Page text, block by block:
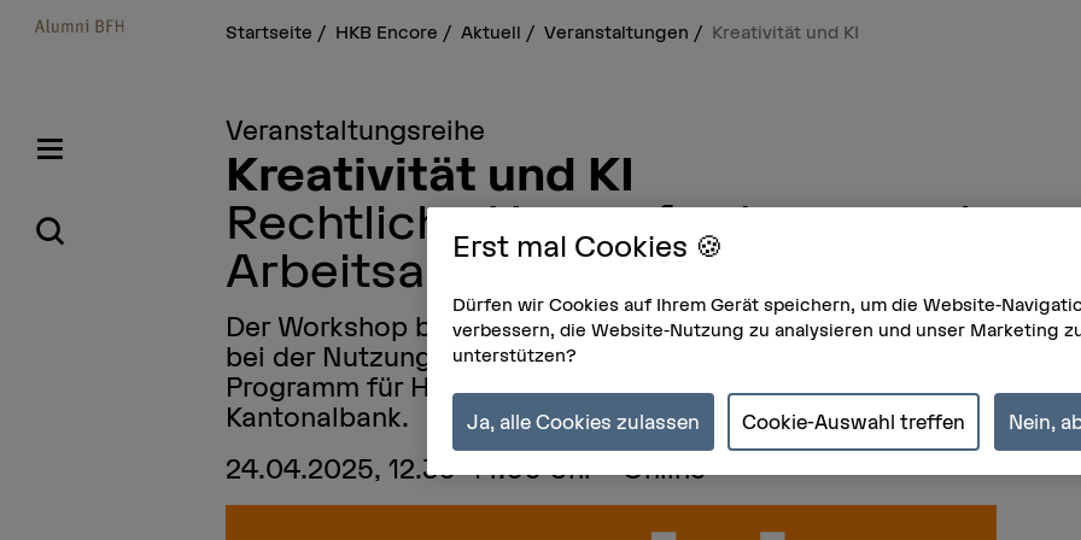
Startseite HKB Encore Aktuell Veranstaltungen Kreativität und KI
Veranstaltungsreihe
Kreativität und KI
Rechtliche Herausforderungen im
Arbeitsalltag
Der Workshop bietet einen Überblick über die Rechte und
bei der Nutzung von KI. Er ist Teil von ArtUp, dem Entrepreneurship-
Programm für HKB Alumn*ae – eine Zusammenarbeit mit der
Kantonalbank.
24.04.2025, 12.30–14.00 Uhr – Online
Erst mal Cookies 🍪
Dürfen wir Cookies auf Ihrem Gerät speichern, um die Website-
verbessern, die Website-Nutzung zu analysieren und unser Marketing
unterstützen?
Ja, alle Cookies zulassen Cookie-Auswahl treffen Nein,